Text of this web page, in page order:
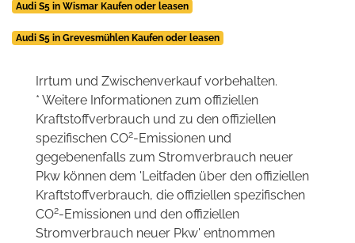
Audi S5 in Wismar Kaufen oder leasen
Audi S5 in Grevesmühlen Kaufen oder leasen
Irrtum und Zwischenverkauf vorbehalten.
* Weitere Informationen zum offiziellen
Kraftstoffverbrauch und zu den offiziellen
spezifischen CO2-Emissionen und
gegebenenfalls zum Stromverbrauch neuer
Pkw können dem 'Leitfaden über den offiziellen
Kraftstoffverbrauch, die offiziellen spezifischen
CO2-Emissionen und den offiziellen
Stromverbrauch neuer Pkw' entnommen